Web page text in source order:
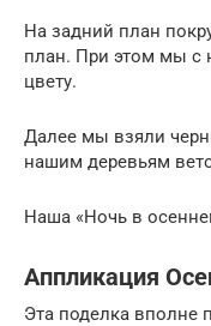
На задний план
план. При этом мы с
цвету.
Далее мы взяли
нашим деревьям
Наша «Ночь в
Аппликация
Эта поделка вполне